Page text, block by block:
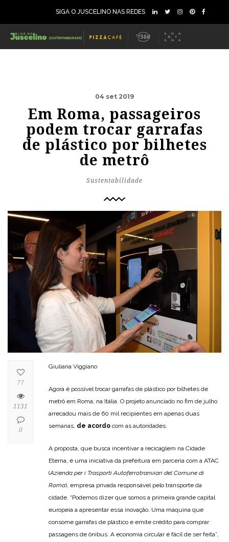
SIGA O JUSCELINO NAS REDES
04 set 2019
Em Roma, passageiros
podem trocar garrafas
de plástico por bilhetes
de metrô
Sustentabilidade
Giuliana Viggiano
Agora é possível trocar garrafas de plástico por bilhetes de
metrô em Roma, na Itália. O projeto anunciado no fim de julho
arrecadou mais de 60 mil recipientes em apenas duas
semanas, de acordo com as autoridades.
A proposta, que busca incentivar a recicaglem na Cidade
Eterna, é uma iniciativa da prefeitura em parceria com a ATAC
(Azienda per i Trasporti Autoferrotranviari del Comune di
Roma), empresa privada responsável pelo transporte da
cidade. “Podemos dizer que somos a primeira grande capital
europeia a apresentar essa inovação. Uma máquina que
consome garrafas de plástico e emite crédito para comprar
passagens de ônibus. A economia circular é fácil de ser feita”,
77
1131
0